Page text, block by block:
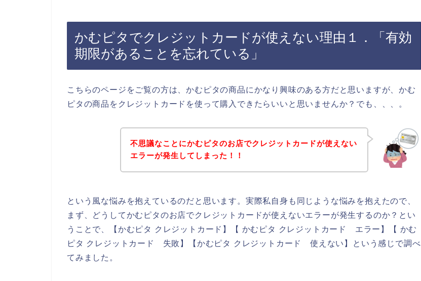
かむピタでクレジットカードが使えない理由１．「有効
期限があることを忘れている」
こちらのページをご覧の方は、かむピタの商品にかなり興味のある方だと思いますが、かむ
ピタの商品をクレジットカードを使って購入できたらいいと思いませんか？でも、、、。
不思議なことにかむピタのお店でクレジットカードが使えない
エラーが発生してしまった！！
という風な悩みを抱えているのだと思います。実際私自身も同じような悩みを抱えたので、
まず、どうしてかむピタのお店でクレジットカードが使えないエラーが発生するのか？とい
うことで、【かむピタ クレジットカード】【 かむピタ クレジットカード エラー】【 かむ
ピタ クレジットカード 失敗】【かむピタ クレジットカード 使えない】という感じで調べ
てみました。